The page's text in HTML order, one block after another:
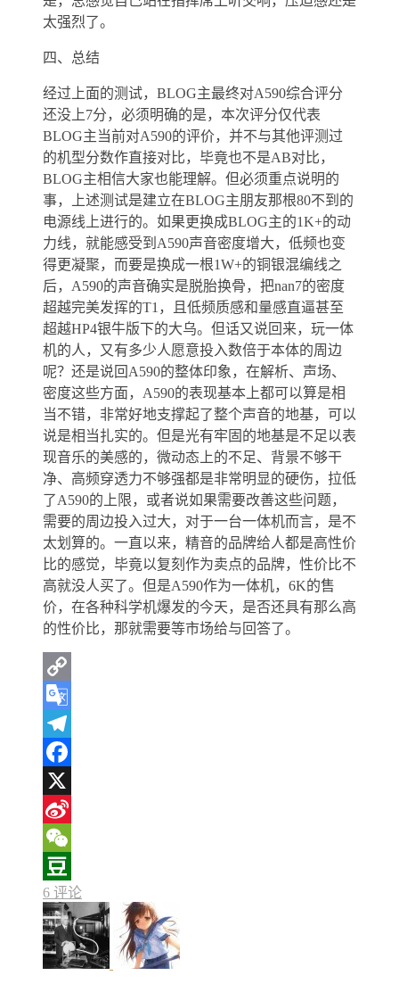
太强烈了。
四、总结
经过上面的测试，BLOG主最终对A590综合评分
还没上7分，必须明确的是，本次评分仅代表
BLOG主当前对A590的评价，并不与其他评测过
的机型分数作直接对比，毕竟也不是AB对比，
BLOG主相信大家也能理解。但必须重点说明的
事，上述测试是建立在BLOG主朋友那根80不到的
电源线上进行的。如果更换成BLOG主的1K+的动
力线，就能感受到A590声音密度增大，低频也变
得更凝聚，而要是换成一根1W+的铜银混编线之
后，A590的声音确实是脱胎换骨，把nan7的密度
超越完美发挥的T1，且低频质感和量感直逼甚至
超越HP4银牛版下的大乌。但话又说回来，玩一体
机的人，又有多少人愿意投入数倍于本体的周边
呢？还是说回A590的整体印象，在解析、声场、
密度这些方面，A590的表现基本上都可以算是相
当不错，非常好地支撑起了整个声音的地基，可以
说是相当扎实的。但是光有牢固的地基是不足以表
现音乐的美感的，微动态上的不足、背景不够干
净、高频穿透力不够强都是非常明显的硬伤，拉低
了A590的上限，或者说如果需要改善这些问题，
需要的周边投入过大，对于一台一体机而言，是不
太划算的。一直以来，精音的品牌给人都是高性价
比的感觉，毕竟以复刻作为卖点的品牌，性价比不
高就没人买了。但是A590作为一体机，6K的售
价，在各种科学机爆发的今天，是否还具有那么高
的性价比，那就需要等市场给与回答了。
Copy
Link
Google
Translate
Telegram
Facebook
X
Sina
Weibo
WeChat
Douban
6 评论